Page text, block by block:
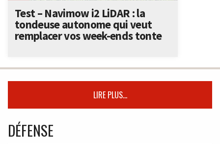
Test – Navimow i2 LiDAR : la
tondeuse autonome qui veut
remplacer vos week-ends tonte
LIRE PLUS...
DÉFENSE